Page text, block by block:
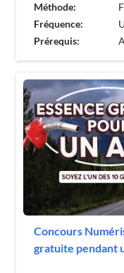
Méthode:
Fréquence:
Prérequis:
Concours
gratuite pendant